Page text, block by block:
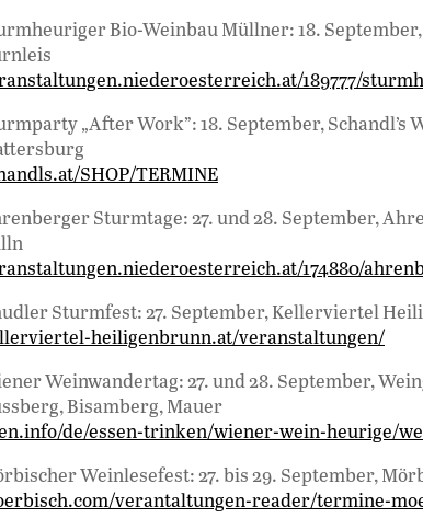
Bio-Weinbau Müllner: 18.
189777/
„After Work”: 18. September,
SHOP/TERMINE
Sturmtage: 27. und 28. September,
174880/
Sturmfest: 27. September, Kellerviertel
heiligenbrunn.at/veranstaltungen/
Weinwandertag: 27. und 28. September,
Bisamberg, Mauer
de/essen-trinken/wiener-wein-heurige/
Weinlesefest: 27. bis 29. September,
verantaltungen-reader/termine-